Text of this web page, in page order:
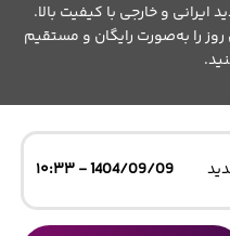
و خارجی با کیفیت بالا.
را به‌صورت رایگان و مستقیم
1404/09/09 - ۱۰:۳۳